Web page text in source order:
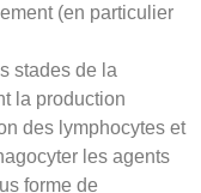
(en particulier
stades de la
la production
des lymphocytes et
les agents
forme de